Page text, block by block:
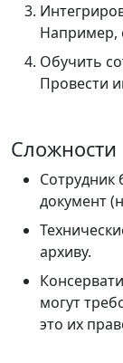
Например,
Обучить
Провести
Сложности
Сотрудник
документ
архиву.
могут
это их